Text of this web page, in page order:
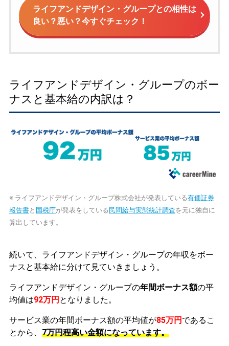
ライフアンドデザイン・グループとの相性は
良い？悪い？今すぐチェック！
ライフアンドデザイン・グループのボー
ナスと基本給の内訳は？
※ ライフアンドデザイン・グループ株式会社が発表している有価証券
報告書と 国税庁が発表をしている 民間給与実態統計調査を元に独自に
算出しています。
続いて、ライフアンドデザイン・グループの年収をボー
ナスと基本給に分けて見ていきましょう。
ライフアンドデザイン・グループの年間ボーナス額の平
均値は92万円 となりました。
サービス業の年間ボーナス額の平均値が85万円 であるこ
とから、 7万円程高い金額になっています。